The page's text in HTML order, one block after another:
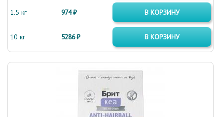
1.5 кг 974 ₽ В КОРЗИНУ
10 кг 5286 ₽ В КОРЗИНУ